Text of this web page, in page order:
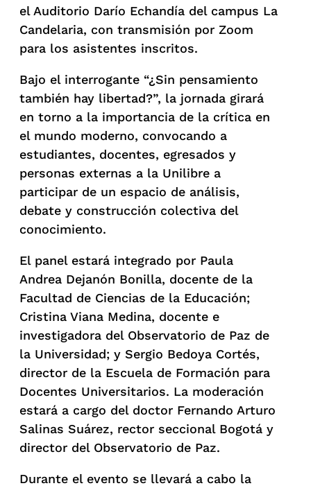
el Auditorio Darío Echandía del campus La
Candelaria, con transmisión por Zoom
para los asistentes inscritos.
Bajo el interrogante “¿Sin pensamiento
también hay libertad?”, la jornada girará
en torno a la importancia de la crítica en
el mundo moderno, convocando a
estudiantes, docentes, egresados y
personas externas a la Unilibre a
participar de un espacio de análisis,
debate y construcción colectiva del
conocimiento.
El panel estará integrado por Paula
Andrea Dejanón Bonilla, docente de la
Facultad de Ciencias de la Educación;
Cristina Viana Medina, docente e
investigadora del Observatorio de Paz de
la Universidad; y Sergio Bedoya Cortés,
director de la Escuela de Formación para
Docentes Universitarios. La moderación
estará a cargo del doctor Fernando Arturo
Salinas Suárez, rector seccional Bogotá y
director del Observatorio de Paz.
Durante el evento se llevará a cabo la